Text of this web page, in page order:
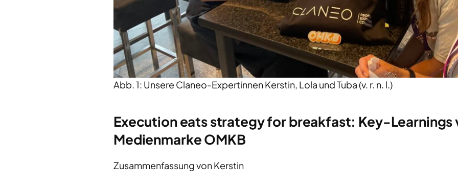
Abb. 1: Unsere Claneo-Expertinnen Kerstin, Lola und Tuba (v. r. n. l.)
Execution eats strategy for breakfast: Key-Learnings
Medienmarke OMKB
Zusammenfassung von Kerstin